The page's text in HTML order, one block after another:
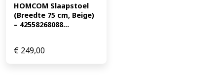
HOMCOM Slaapstoel
(Breedte 75 cm, Beige)
– 42558268088...
€ 249,00